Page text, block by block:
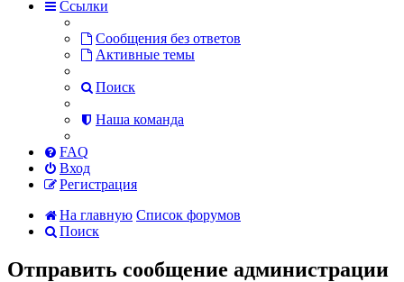
Ссылки
Сообщения без ответов
Активные темы
Поиск
Наша команда
FAQ
Вход
Регистрация
На главную Список форумов
Поиск
Отправить сообщение администрации